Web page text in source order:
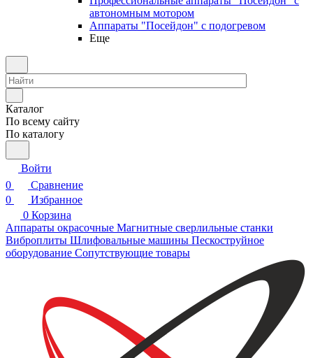
автономным мотором
Аппараты "Посейдон" с подогревом
Еще
Каталог
По всему сайту
По каталогу
Войти
0
Сравнение
0
Избранное
0 Корзина
Аппараты окрасочные Магнитные сверлильные станки
Виброплиты Шлифовальные машины Пескоструйное
оборудование Сопутствующие товары